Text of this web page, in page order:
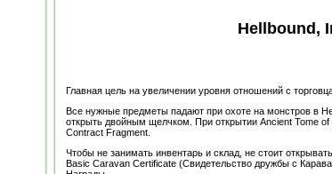
Hellbound,
Главная цель на увеличении уровня отношений с
Все нужные предметы падают при охоте на монстров в
открыть двойным щелчком. При открытии Ancient Tome
Contract Fragment.
Чтобы не занимать инвентарь и склад, не стоит
Basic Caravan Certificate (Свидетельство дружбы с